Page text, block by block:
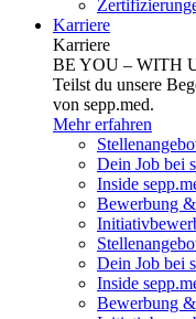
Karriere
Karriere
BE YOU – WITH
Teilst du unsere
von sepp.med.
Mehr erfahren
Dein Job bei
Inside
Bewerbung
Dein Job bei
Inside
Bewerbung